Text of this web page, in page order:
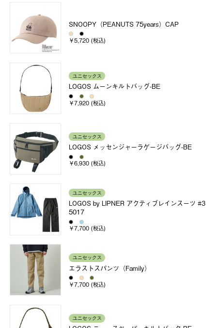
SNOOPY（PEANUTS 75years）CAP
￥5,720 (税込)
ユニセックス
LOGOS ムーンキルトバッグ-BE
￥7,920 (税込)
ユニセックス
LOGOS メッセンジャーラゲージバッグ-BE
￥6,930 (税込)
ユニセックス
LOGOS by LIPNER アクティブレインスーツ #3
5017
￥7,700 (税込)
ユニセックス
エラストスパンツ（Family）
￥7,700 (税込)
ユニセックス